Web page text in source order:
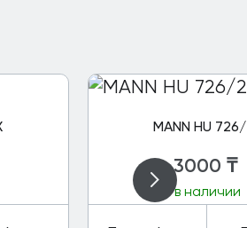
MANN HU
3000 ₸
в наличии